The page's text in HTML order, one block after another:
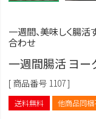
一週間、美味しく腸活
合わせ
一週間腸活 ヨー
商品番号 1107
送料無料 他商品同